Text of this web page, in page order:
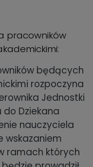
pracowników
będących
rozpoczyna
Jednostki
do Dziekana
nauczyciela
wskazaniem
ramach których